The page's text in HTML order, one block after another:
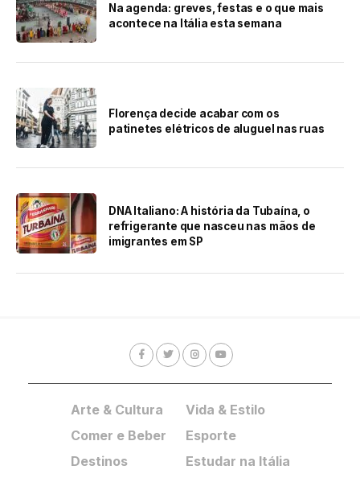
Na agenda: greves, festas e o que mais
acontece na Itália esta semana
Florença decide acabar com os
patinetes elétricos de aluguel nas ruas
DNA Italiano: A história da Tubaína, o
refrigerante que nasceu nas mãos de
imigrantes em SP
Arte & Cultura
Comer e Beber
Destinos
Vida & Estilo
Esporte
Estudar na Itália